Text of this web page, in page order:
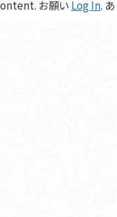
お願い Log In. あ